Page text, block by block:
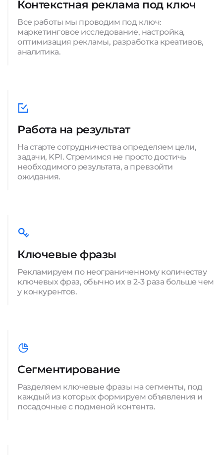
Контекстная реклама под ключ
Все работы мы проводим под ключ:
маркетинговое исследование, настройка,
оптимизация рекламы, разработка креативов,
аналитика.
Работа на результат
На старте сотрудничества определяем цели,
задачи, KPI. Стремимся не просто достичь
необходимого результата, а превзойти
ожидания.
Ключевые фразы
Рекламируем по неограниченному количеству
ключевых фраз, обычно их в 2-3 раза больше чем
у конкурентов.
Сегментирование
Разделяем ключевые фразы на сегменты, под
каждый из которых формируем объявления и
посадочные с подменой контента.